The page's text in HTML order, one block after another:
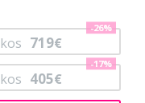
kos 405€
-17%
kos 719€
-26%